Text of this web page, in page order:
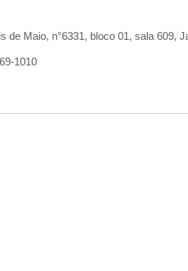
de Maio, n°6331, bloco 01, sala 609,
1010